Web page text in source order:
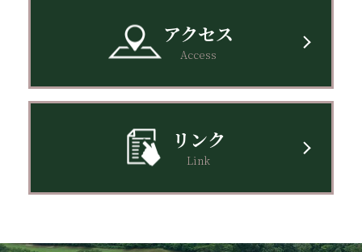
アクセス
Access
リンク
Link